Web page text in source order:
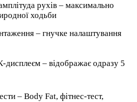
рухів – максимально
ходьби
– гнучке налаштування
дисплеєм – відображає одразу 5
– Body Fat, фітнес-тест,